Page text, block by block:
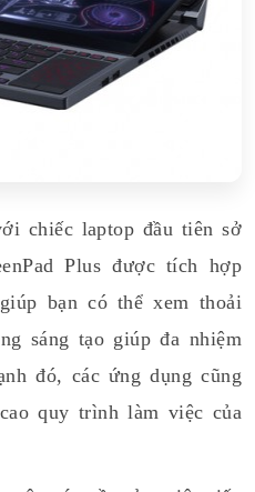
chiếc laptop đầu tiên sở
Plus được tích hợp
bạn có thể xem thoải
sáng tạo giúp đa nhiệm
đó, các ứng dụng cũng
quy trình làm việc của